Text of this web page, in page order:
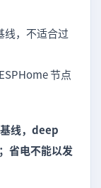
线，不适合过
节点
线，deep
省电不能以发